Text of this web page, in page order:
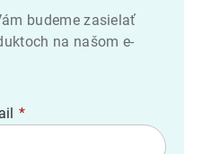
budeme zasielať
na našom e-